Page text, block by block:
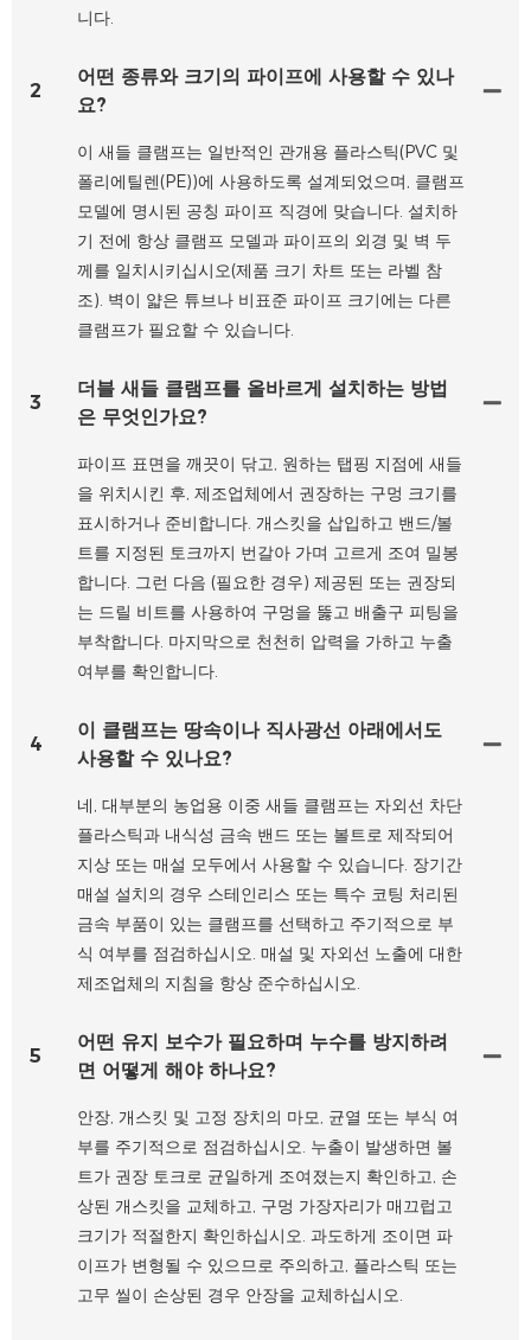
니다.
2
어떤 종류와 크기의 파이프에 사용할 수 있나
요?
이 새들 클램프는 일반적인 관개용 플라스틱(PVC 및
폴리에틸렌(PE))에 사용하도록 설계되었으며, 클램프
모델에 명시된 공칭 파이프 직경에 맞습니다. 설치하
기 전에 항상 클램프 모델과 파이프의 외경 및 벽 두
께를 일치시키십시오(제품 크기 차트 또는 라벨 참
조). 벽이 얇은 튜브나 비표준 파이프 크기에는 다른
클램프가 필요할 수 있습니다.
3
더블 새들 클램프를 올바르게 설치하는 방법
은 무엇인가요?
파이프 표면을 깨끗이 닦고, 원하는 탭핑 지점에 새들
을 위치시킨 후, 제조업체에서 권장하는 구멍 크기를
표시하거나 준비합니다. 개스킷을 삽입하고 밴드/볼
트를 지정된 토크까지 번갈아 가며 고르게 조여 ​​밀봉
합니다. 그런 다음 (필요한 경우) 제공된 또는 권장되
는 드릴 비트를 사용하여 구멍을 뚫고 배출구 피팅을
부착합니다. 마지막으로 천천히 압력을 가하고 누출
여부를 확인합니다.
4
이 클램프는 땅속이나 직사광선 아래에서도
사용할 수 있나요?
네, 대부분의 농업용 이중 새들 클램프는 자외선 차단
플라스틱과 내식성 금속 밴드 또는 볼트로 제작되어
지상 또는 매설 모두에서 사용할 수 있습니다. 장기간
매설 설치의 경우 스테인리스 또는 특수 코팅 처리된
금속 부품이 있는 클램프를 선택하고 주기적으로 부
식 여부를 점검하십시오. 매설 및 자외선 노출에 대한
제조업체의 지침을 항상 준수하십시오.
5
어떤 유지 보수가 필요하며 누수를 방지하려
면 어떻게 해야 하나요?
안장, 개스킷 및 고정 장치의 마모, 균열 또는 부식 여
부를 주기적으로 점검하십시오. 누출이 발생하면 볼
트가 권장 토크로 균일하게 조여졌는지 확인하고, 손
상된 개스킷을 교체하고, 구멍 가장자리가 매끄럽고
크기가 적절한지 확인하십시오. 과도하게 조이면 파
이프가 변형될 수 있으므로 주의하고, 플라스틱 또는
고무 씰이 손상된 경우 안장을 교체하십시오.